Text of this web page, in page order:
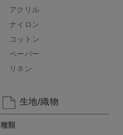
アクリル
ナイロン
コットン
ペーパー
リネン
生地/織物
種類